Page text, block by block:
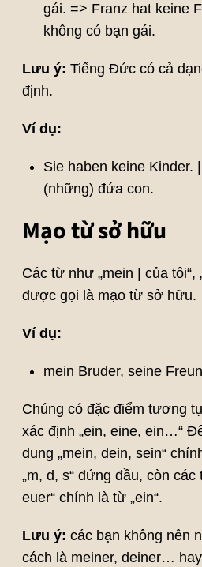
gái. => Franz hat keine
không có bạn gái.
Lưu ý: Tiếng Đức có cả
định.
Ví dụ:
Sie haben keine Kinder.
(những) đứa con.
Mạo từ sở hữu
Các từ như „mein | của tôi“,
được gọi là mạo từ sở hữu.
Ví dụ:
mein Bruder, seine
Chúng có đặc điểm tương
xác định „ein, eine, ein…“
dung „mein, dein, sein“
„m, d, s“ đứng đầu, còn các
euer“ chính là từ „ein“.
Lưu ý: các bạn không nên
cách là meiner, deiner…